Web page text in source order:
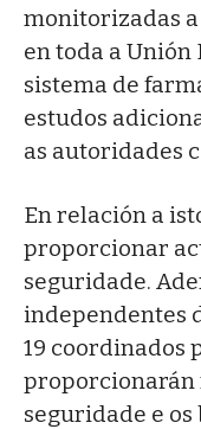
monitorizadas a
en toda a Unión
sistema de
estudos
as autoridades
En relación a
proporcionar
seguridade.
independentes
19 coordinados
proporcionarán
seguridade e